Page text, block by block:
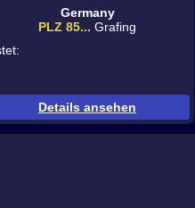
Germany
PLZ 85... Grafing
Details ansehen